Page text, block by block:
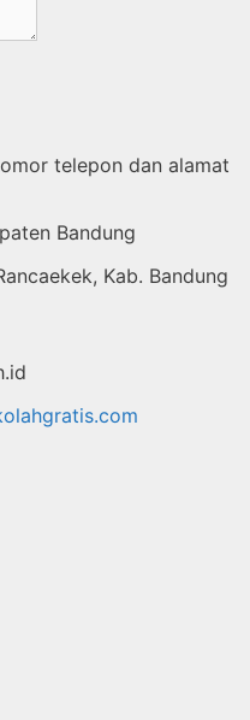
telepon dan alamat
Bandung
Kab. Bandung